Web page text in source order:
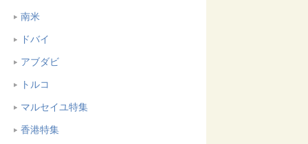
南米
ドバイ
アブダビ
トルコ
マルセイユ特集
香港特集